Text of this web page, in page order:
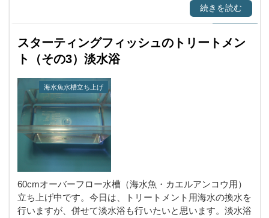
続きを読む
スターティングフィッシュのトリートメン
ト（その3）淡水浴
海水魚水槽立ち上げ
60cmオーバーフロー水槽（海水魚・カエルアンコウ用）
立ち上げ中です。今日は、トリートメント用海水の換水を
行いますが、併せて淡水浴も行いたいと思います。淡水浴